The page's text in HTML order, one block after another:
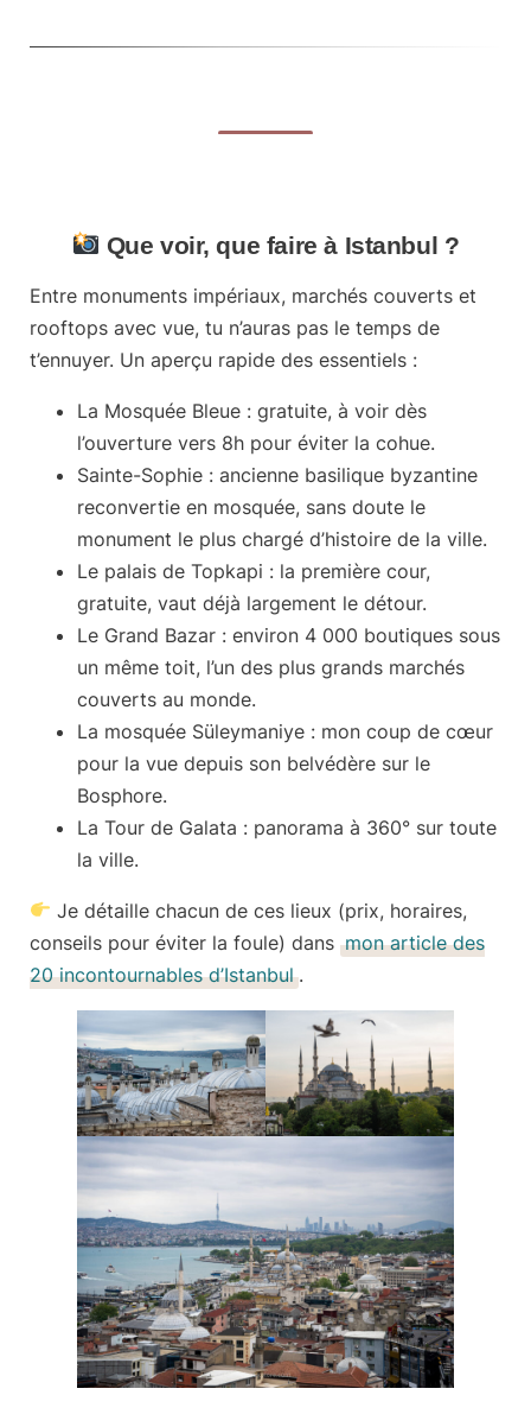
Que voir, que faire à Istanbul ?
Entre monuments impériaux, marchés couverts et
rooftops avec vue, tu n’auras pas le temps de
t’ennuyer. Un aperçu rapide des essentiels :
La Mosquée Bleue : gratuite, à voir dès
l’ouverture vers 8h pour éviter la cohue.
Sainte-Sophie : ancienne basilique byzantine
reconvertie en mosquée, sans doute le
monument le plus chargé d’histoire de la ville.
Le palais de Topkapi : la première cour,
gratuite, vaut déjà largement le détour.
Le Grand Bazar : environ 4 000 boutiques sous
un même toit, l’un des plus grands marchés
couverts au monde.
La mosquée Süleymaniye : mon coup de cœur
pour la vue depuis son belvédère sur le
Bosphore.
La Tour de Galata : panorama à 360° sur toute
la ville.
Je détaille chacun de ces lieux (prix, horaires,
conseils pour éviter la foule) dans mon article des
20 incontournables d’Istanbul .